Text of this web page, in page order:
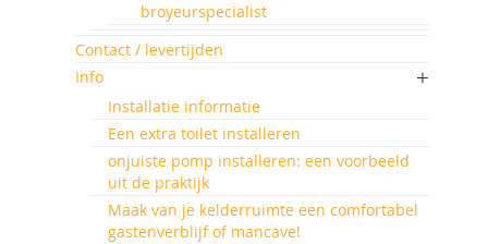
broyeurspecialist
Contact / levertijden
Info
Installatie informatie
Een extra toilet installeren
onjuiste pomp installeren: een voorbeeld
uit de praktijk
Maak van je kelderruimte een comfortabel
gastenverblijf of mancave!